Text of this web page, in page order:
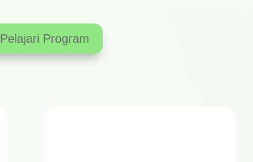
Pelajari Program